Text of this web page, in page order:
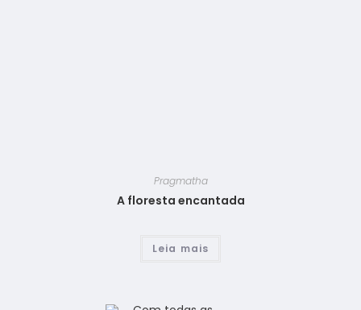
Pragmatha
A floresta encantada
Leia mais